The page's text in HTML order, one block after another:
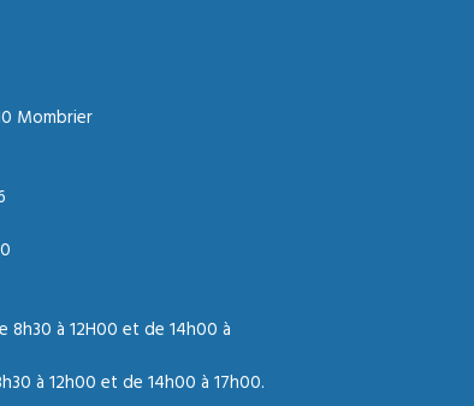
Mombrier
8h30 à 12H00 et de 14h00 à
à 12h00 et de 14h00 à 17h00.